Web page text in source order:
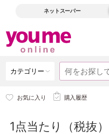
ネットスーパー
カテゴリー
お気に入り 購入履歴
1点当たり（税抜）